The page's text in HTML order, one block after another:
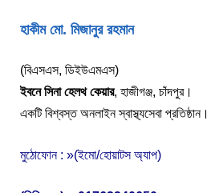
হাকীম মো. মিজানুর রহমান
(বিএসএস, ডিইউএমএস)
ইবনে সিনা হেলথ কেয়ার, হাজীগঞ্জ, চাঁদপুর।
একটি বিশ্বস্ত অনলাইন স্বাস্থ্যসেবা প্রতিষ্ঠান।
মুঠোফোন : »(ইমো/হোয়াটস অ্যাপ)